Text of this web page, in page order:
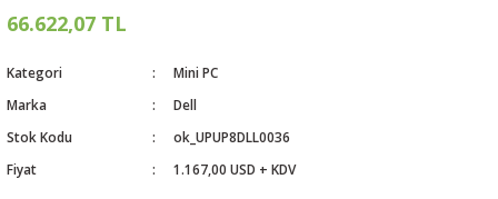
66.622,07 TL
Kategori
Mini PC
Marka
Dell
Stok Kodu
ok_UPUP8DLL0036
Fiyat
1.167,00 USD + KDV